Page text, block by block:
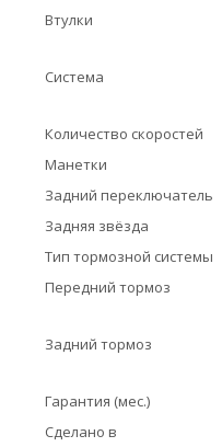
Втулки
Система
Количество скоростей
Манетки
Задний переключатель
Задняя звёзда
Тип тормозной системы
Передний тормоз
Задний тормоз
Гарантия (мес.)
Сделано в